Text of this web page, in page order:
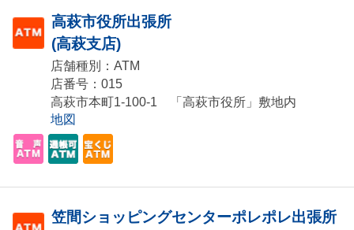
高萩市役所出張所
(高萩支店)
店舗種別：ATM
店番号：015
高萩市本町1-100-1 「高萩市役所」敷地内
地図
笠間ショッピングセンターポレポレ出張所